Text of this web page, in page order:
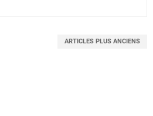
ARTICLES PLUS ANCIENS